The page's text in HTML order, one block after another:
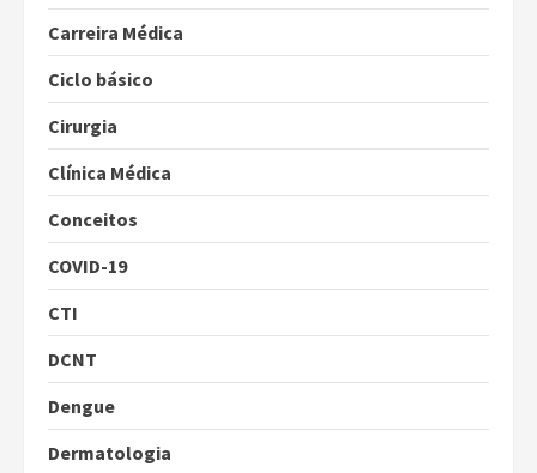
Carreira Médica
Ciclo básico
Cirurgia
Clínica Médica
Conceitos
COVID-19
CTI
DCNT
Dengue
Dermatologia